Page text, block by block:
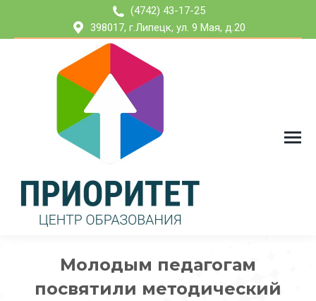
(4742) 43-17-25
398017, г.Липецк, ул. 9 Мая, д.20
Молодым педагогам
посвятили методический